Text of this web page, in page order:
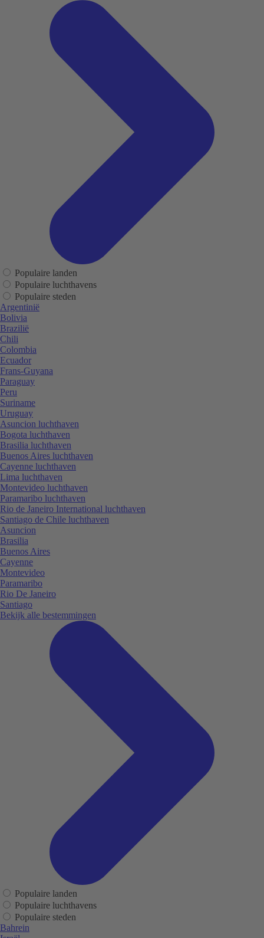
Populaire landen
Populaire luchthavens
Populaire steden
Argentinië
Bolivia
Brazilië
Chili
Colombia
Ecuador
Frans-Guyana
Paraguay
Peru
Suriname
Uruguay
Asuncion luchthaven
Bogota luchthaven
Brasilia luchthaven
Buenos Aires luchthaven
Cayenne luchthaven
Lima luchthaven
Montevideo luchthaven
Paramaribo luchthaven
Rio de Janeiro International luchthaven
Santiago de Chile luchthaven
Asuncion
Brasilia
Buenos Aires
Cayenne
Montevideo
Paramaribo
Rio De Janeiro
Santiago
Bekijk alle bestemmingen
Populaire landen
Populaire luchthavens
Populaire steden
Bahrein